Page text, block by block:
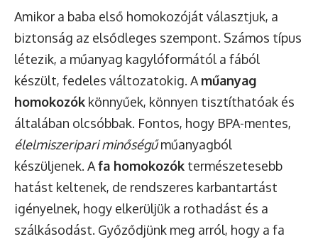
Amikor a baba első homokozóját választjuk, a
biztonság az elsődleges szempont. Számos típus
létezik, a műanyag kagylóformától a fából
készült, fedeles változatokig. A műanyag
homokozók könnyűek, könnyen tisztíthatóak és
általában olcsóbbak. Fontos, hogy BPA-mentes,
élelmiszeripari minőségűműanyagból
készüljenek. Afa homokozók természetesebb
hatást keltenek, de rendszeres karbantartást
igényelnek, hogy elkerüljük a rothadást és a
szálkásodást. Győződjünk meg arról, hogy a fa